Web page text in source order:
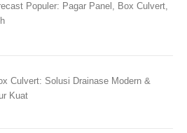
Populer: Pagar Panel, Box Culvert,
Culvert: Solusi Drainase Modern &
Kuat